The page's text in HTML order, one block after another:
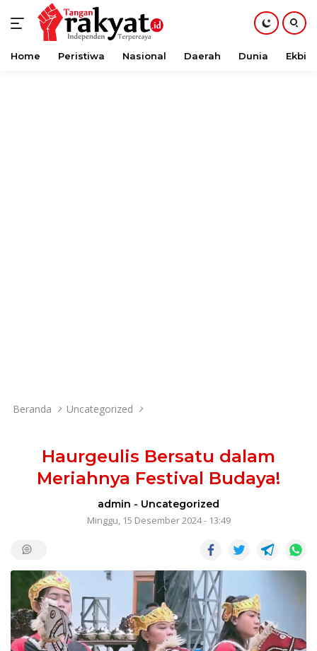
Langsung
Home Peristiwa Nasional Daerah Dunia Ekbis
Beranda Uncategorized
Haurgeulis Bersatu dalam
Meriahnya Festival Budaya!
admin - Uncategorized
Minggu, 15 Desember 2024 - 13:49